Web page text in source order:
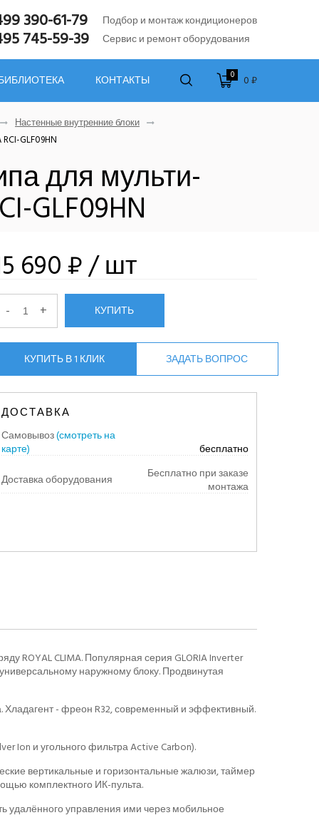
390-61-79 Подбор и монтаж кондиционеров
745-59-39 Сервис и ремонт оборудования
КОНТАКТЫ 0 0 ₽
Настенные внутренние блоки
GLF09HN
для мульти-
GLF09HN
690 ₽/ шт
- + КУПИТЬ
КУПИТЬ В 1 КЛИК ЗАДАТЬ ВОПРОС
ДОСТАВКА
Самовывоз(смотреть на
карте)
бесплатно
Доставка оборудования
Бесплатно при заказе
монтажа
ROYAL CLIMA. Популярная серия GLORIA Inverter
наружному блоку. Продвинутая
Хладагент - фреон R32, современный и эффективный.
Ion и угольного фильтра Active Carbon).
вертикальные и горизонтальные жалюзи, таймер
комплектного ИК-пульта.
удалённого управления ими через мобильное